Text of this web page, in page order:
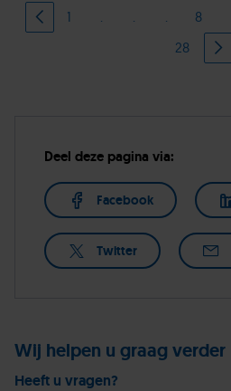
1 . . . 8
28
Deel deze pagina via:
Facebook
Twitter
Wij helpen u graag verder
Heeft u vragen?